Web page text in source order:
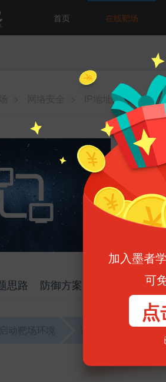
首页 在线靶场
IP地址伪造(第2题)
IP地
难易程度 :
消耗墨币 :
思路 防御方案
动靶场环境 解题
加入墨者
可